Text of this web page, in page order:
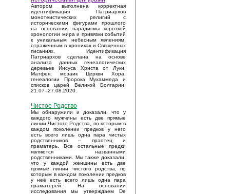
Автором выполнена корректная
идентификация Патриархов
монотеистических религий с
историческими фигурами прошлого
на основании парадигмы короткой
хронологии мира и привязки событий
к уникальным небесным явлениям,
отраженным в хрониках и Священных
писаниях. Идентификация
Патриархов сделана на основе
анализа данных генеалогических
деревьев Иисуса Христа от Луки,
Матфея, мозаик Церкви Хора,
генеалогии Пророка Мухаммеда и
списков царей Великой Болгарии.
21.07–27.08.2020.
Чистое Родство
Мы обнаружили и доказали, что у
каждого мужчины есть две прямые
линии Чистого Родства, по которым в
каждом поколении предков у него
есть всего лишь одна пара чистых
родственников – праотец и
праматерь. Все остальные предки
являются названными
родственниками. Мы также доказали,
что у каждой женщины есть две
прямые линии чистого родства, по
которым в каждом поколении предков
у неё есть всего лишь одна пара
праматерей. На основании
исследования мы утверждаем De